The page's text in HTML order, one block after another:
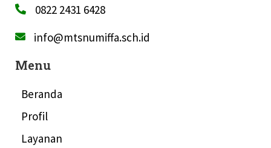
0822 2431 6428
info@mtsnumiffa.sch.id
Menu
Beranda
Profil
Layanan